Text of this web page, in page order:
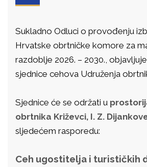
Sukladno Odluci o provođenju
Hrvatske obrtničke komore za
razdoblje 2026. – 2030.,
sjednice cehova Udruženja
Sjednice će se održati u
obrtnika Križevci, I. Z.
sljedećem rasporedu:
Ceh ugostitelja i turističkih